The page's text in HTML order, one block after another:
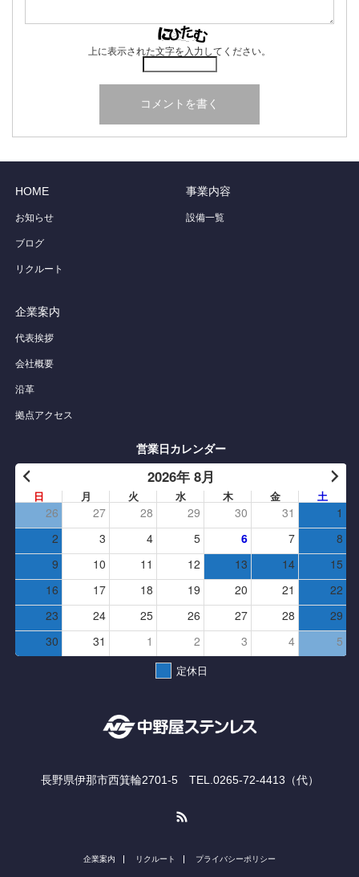
上に表示された文字を入力してください。
HOME
お知らせ
ブログ
リクルート
事業内容
設備一覧
企業案内
代表挨拶
会社概要
沿革
拠点アクセス
営業日カレンダー
2026年 8月
日 月 火 水 木 金 土
26 27 28 29 30 31
1
2
3 4 5 6 7
8
9
10 11 12 13 14
15
16
17 18 19 20 21
22
23
24 25 26 27 28
29
30
31 1 2 3 4 5
定休日
長野県伊那市西箕輪2701-5 TEL.0265-72-4413（代）
企業案内 リクルート プライバシーポリシー